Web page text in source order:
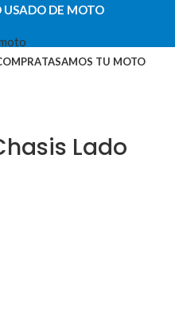
USADO DE MOTO
TASAMOS TU MOTO
Lado